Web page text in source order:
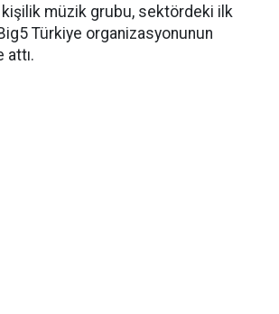
müzik grubu, sektördeki ilk
Türkiye organizasyonunun
attı.